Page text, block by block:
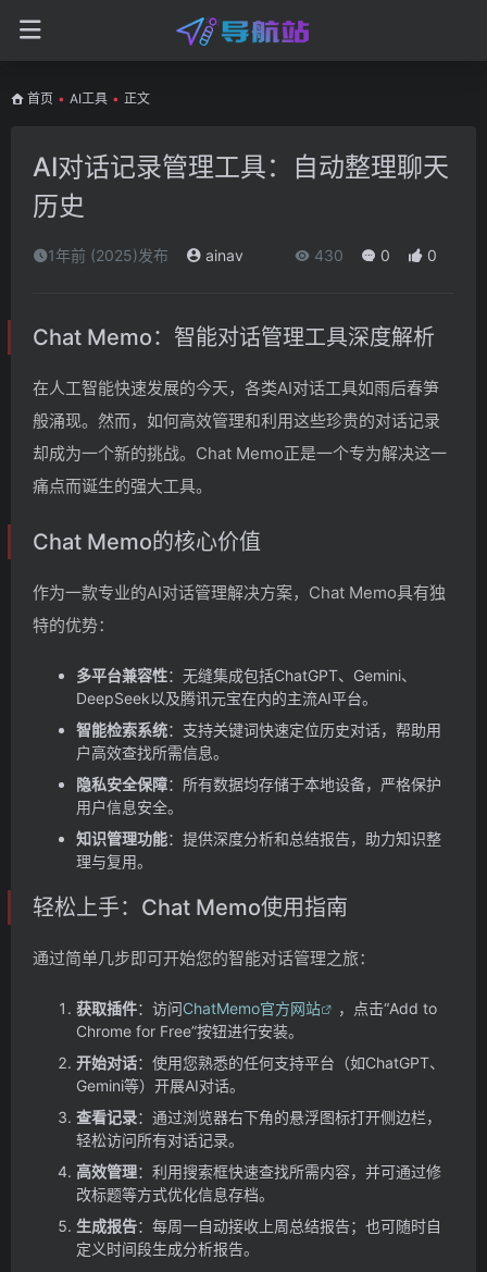
首页 • AI工具 • 正文
AI对话记录管理工具：自动整理聊天
历史
1年前 (2025)发布 ainav 430 0 0
Chat Memo：智能对话管理工具深度解析
在人工智能快速发展的今天，各类AI对话工具如雨后春笋
般涌现。然而，如何高效管理和利用这些珍贵的对话记录
却成为一个新的挑战。Chat Memo正是一个专为解决这一
痛点而诞生的强大工具。
Chat Memo的核心价值
作为一款专业的AI对话管理解决方案，Chat Memo具有独
特的优势：
多平台兼容性：无缝集成包括ChatGPT、Gemini、
DeepSeek以及腾讯元宝在内的主流AI平台。
智能检索系统：支持关键词快速定位历史对话，帮助用
户高效查找所需信息。
隐私安全保障：所有数据均存储于本地设备，严格保护
用户信息安全。
知识管理功能：提供深度分析和总结报告，助力知识整
理与复用。
轻松上手：Chat Memo使用指南
通过简单几步即可开始您的智能对话管理之旅：
获取插件：访问ChatMemo官方网站
，点击“Add to
Chrome for Free”按钮进行安装。
开始对话：使用您熟悉的任何支持平台（如ChatGPT、
Gemini等）开展AI对话。
查看记录：通过浏览器右下角的悬浮图标打开侧边栏，
轻松访问所有对话记录。
高效管理：利用搜索框快速查找所需内容，并可通过修
改标题等方式优化信息存档。
生成报告：每周一自动接收上周总结报告；也可随时自
定义时间段生成分析报告。